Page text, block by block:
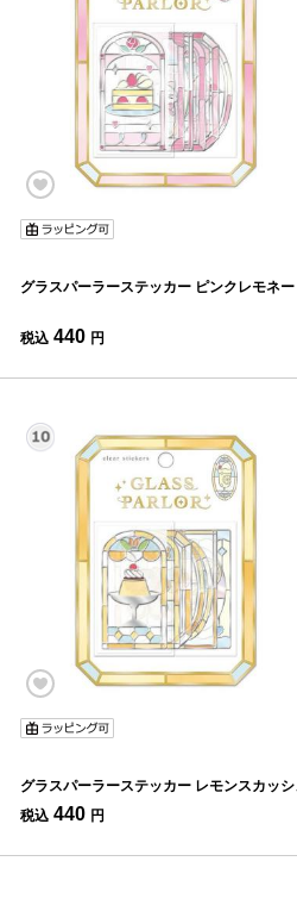
グラスパーラーステッカー ピンクレモネー
税込 440 円
グラスパーラーステッカー レモンスカッシ
税込 440 円